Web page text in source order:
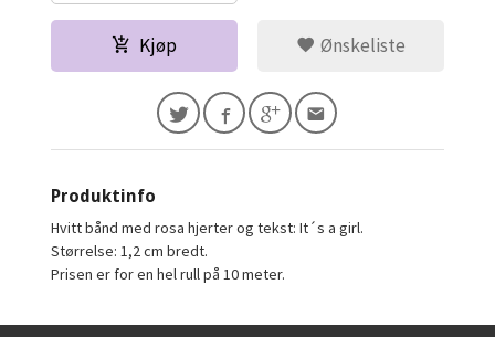
Kjøp Ønskeliste
Produktinfo
Hvitt bånd med rosa hjerter og tekst: It´s a girl.
Størrelse: 1,2 cm bredt.
Prisen er for en hel rull på 10 meter.